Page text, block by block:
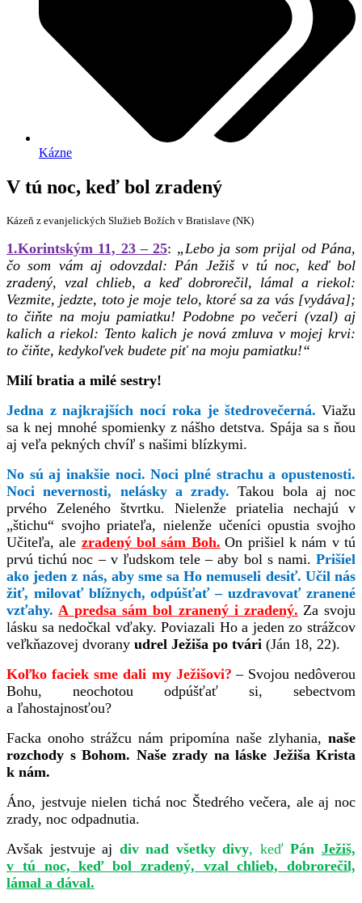
Kázne
V tú noc, keď bol zradený
Kázeň z evanjelických Služieb Božích v Bratislave (NK)
1.Korintským 11, 23 – 25: „Lebo ja som prijal od Pána,
čo som vám aj odovzdal: Pán Ježiš v tú noc, keď bol
zradený, vzal chlieb, a keď dobrorečil, lámal a riekol:
Vezmite, jedzte, toto je moje telo, ktoré sa za vás [vydáva];
to čiňte na moju pamiatku! Podobne po večeri (vzal) aj
kalich a riekol: Tento kalich je nová zmluva v mojej krvi:
to čiňte, kedykoľvek budete piť na moju pamiatku!“
Milí bratia a milé sestry!
Jedna z najkrajších nocí roka je štedrovečerná. Viažu
sa k nej mnohé spomienky z nášho detstva. Spája sa s ňou
aj veľa pekných chvíľ s našimi blízkymi.
No sú aj inakšie noci. Noci plné strachu a opustenosti.
Noci nevernosti, nelásky a zrady. Takou bola aj noc
prvého Zeleného štvrtku. Nielenže priatelia nechajú v
„štichu“ svojho priateľa, nielenže učeníci opustia svojho
Učiteľa, ale zradený bol sám Boh. On prišiel k nám v tú
prvú tichú noc – v ľudskom tele – aby bol s nami. Prišiel
ako jeden z nás, aby sme sa Ho nemuseli desiť. Učil nás
žiť, milovať blížnych, odpúšťať – uzdravovať zranené
vzťahy. A predsa sám bol zranený i zradený. Za svoju
lásku sa nedočkal vďaky. Poviazali Ho a jeden zo strážcov
veľkňazovej dvorany udrel Ježiša po tvári (Ján 18, 22).
Koľko faciek sme dali my Ježišovi? – Svojou nedôverou
Bohu, neochotou odpúšťať si, sebectvom
a ľahostajnosťou?
Facka onoho strážcu nám pripomína naše zlyhania, naše
rozchody s Bohom. Naše zrady na láske Ježiša Krista
k nám.
Áno, jestvuje nielen tichá noc Štedrého večera, ale aj noc
zrady, noc odpadnutia.
Avšak jestvuje aj div nad všetky divy, keďPánJežiš,
v tú noc, keď bol zradený, vzal chlieb, dobrorečil,
lámal a dával.